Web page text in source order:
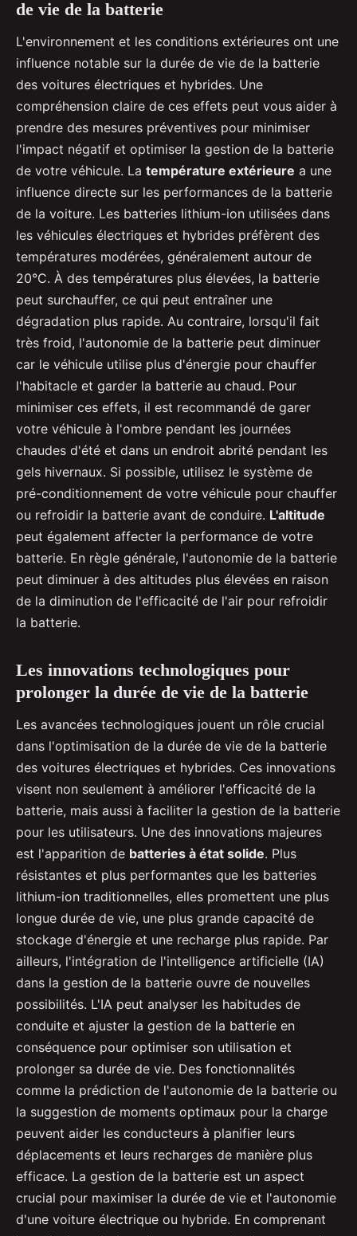
de vie de la batterie
L'environnement et les conditions extérieures ont une
influence notable sur la durée de vie de la batterie
des voitures électriques et hybrides. Une
compréhension claire de ces effets peut vous aider à
prendre des mesures préventives pour minimiser
l'impact négatif et optimiser la gestion de la batterie
de votre véhicule. La température extérieure a une
influence directe sur les performances de la batterie
de la voiture. Les batteries lithium-ion utilisées dans
les véhicules électriques et hybrides préfèrent des
températures modérées, généralement autour de
20°C. À des températures plus élevées, la batterie
peut surchauffer, ce qui peut entraîner une
dégradation plus rapide. Au contraire, lorsqu'il fait
très froid, l'autonomie de la batterie peut diminuer
car le véhicule utilise plus d'énergie pour chauffer
l'habitacle et garder la batterie au chaud. Pour
minimiser ces effets, il est recommandé de garer
votre véhicule à l'ombre pendant les journées
chaudes d'été et dans un endroit abrité pendant les
gels hivernaux. Si possible, utilisez le système de
pré-conditionnement de votre véhicule pour chauffer
ou refroidir la batterie avant de conduire. L'altitude
peut également affecter la performance de votre
batterie. En règle générale, l'autonomie de la batterie
peut diminuer à des altitudes plus élevées en raison
de la diminution de l'efficacité de l'air pour refroidir
la batterie.
Les innovations technologiques pour
prolonger la durée de vie de la batterie
Les avancées technologiques jouent un rôle crucial
dans l'optimisation de la durée de vie de la batterie
des voitures électriques et hybrides. Ces innovations
visent non seulement à améliorer l'efficacité de la
batterie, mais aussi à faciliter la gestion de la batterie
pour les utilisateurs. Une des innovations majeures
est l'apparition de batteries à état solide. Plus
résistantes et plus performantes que les batteries
lithium-ion traditionnelles, elles promettent une plus
longue durée de vie, une plus grande capacité de
stockage d'énergie et une recharge plus rapide. Par
ailleurs, l'intégration de l'intelligence artificielle (IA)
dans la gestion de la batterie ouvre de nouvelles
possibilités. L'IA peut analyser les habitudes de
conduite et ajuster la gestion de la batterie en
conséquence pour optimiser son utilisation et
prolonger sa durée de vie. Des fonctionnalités
comme la prédiction de l'autonomie de la batterie ou
la suggestion de moments optimaux pour la charge
peuvent aider les conducteurs à planifier leurs
déplacements et leurs recharges de manière plus
efficace. La gestion de la batterie est un aspect
crucial pour maximiser la durée de vie et l'autonomie
d'une voiture électrique ou hybride. En comprenant